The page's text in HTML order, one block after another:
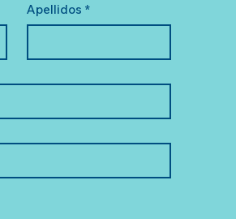
Apellidos *